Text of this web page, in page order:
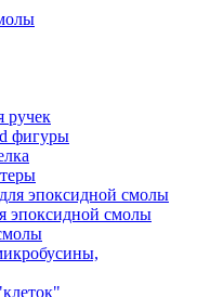
ручек
фигуры
эпоксидной смолы
эпоксидной смолы